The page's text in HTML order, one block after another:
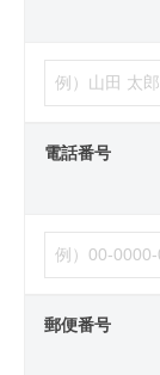
電話番号
郵便番号